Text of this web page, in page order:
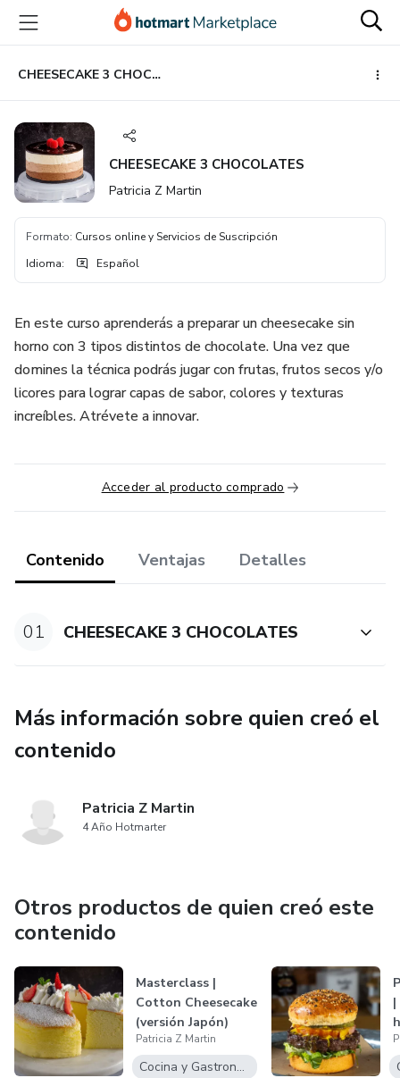
principal
página
de
página
CHEESECAKE 3 CHOCOLATES
CHEESECAKE 3 CHOCOLATES
Patricia Z Martin
Formato: Cursos online y Servicios de Suscripción
Idioma: Español
​En este curso aprenderás a preparar un cheesecake sin
horno con 3 tipos distintos de chocolate. Una vez que
domines la técnica podrás jugar con frutas, frutos secos y/o
licores para lograr capas de sabor, colores y texturas
increíbles. Atrévete a innovar.
Acceder al producto comprado
Contenido Ventajas Detalles
01 CHEESECAKE 3 CHOCOLATES
Más información sobre quien creó el
contenido
Patricia Z Martin
4 Año Hotmarter
Otros productos de quien creó este
contenido
Masterclass |
Cotton Cheesecake
(versión Japón)
Patricia Z Martin
Cocina y Gastronomía
|